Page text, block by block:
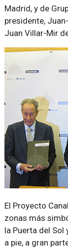
Madrid, y de
presidente,
Juan Villar-Mir
El Proyecto
zonas más
la Puerta del
a pie, a gran